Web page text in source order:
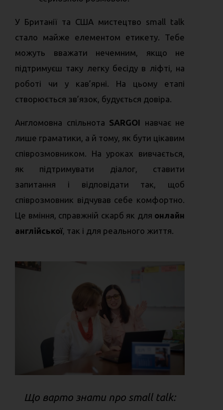
У Британії та США мистецтво small talk
стало майже елементом етикету. Тебе
можуть вважати нечемним, якщо не
підтримуєш таку легку бесіду в ліфті, на
роботі чи у кав’ярні. На цьому етапі
створюється зв’язок, будується довіра.
Англомовна спільнота SARGOI навчає не
лише граматики, а й тому, як бути цікавим
співрозмовником. На уроках вивчається,
як підтримувати діалог, ставити
запитання і відповідати так, щоб
співрозмовник відчував себе комфортно.
Це вміння, справжній скарб як для онлайн
англійської, так і для реального життя.
Що варто знати про small talk: